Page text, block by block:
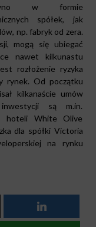
w formie
spółek, jak
np. fabryk od zera.
mogą się ubiegać
nawet kilkunastu
rozłożenie ryzyka
rynek. Od początku
kilkanaście umów
są m.in.
hoteli White Olive
dla spółki Victoria
na rynku